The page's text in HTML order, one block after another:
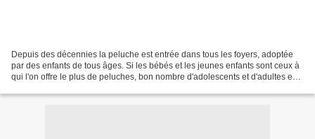
Depuis des décennies la peluche est entrée dans tous les foyers, adoptée
par des enfants de tous âges. Si les bébés et les jeunes enfants sont ceux à
qui l'on offre le plus de peluches, bon nombre d'adolescents et d'adultes en